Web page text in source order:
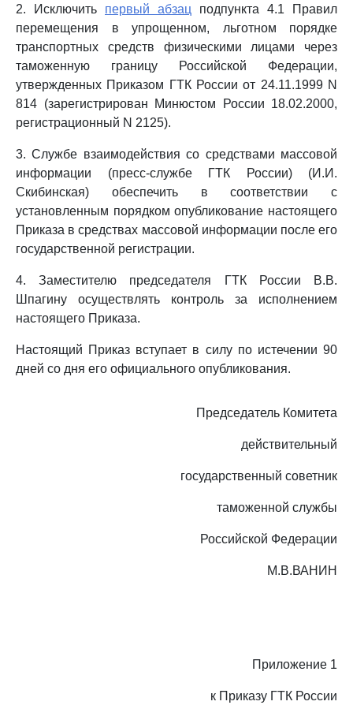
2. Исключить первый абзац подпункта 4.1 Правил
перемещения в упрощенном, льготном порядке
транспортных средств физическими лицами через
таможенную границу Российской Федерации,
утвержденных Приказом ГТК России от 24.11.1999 N
814 (зарегистрирован Минюстом России 18.02.2000,
регистрационный N 2125).
3. Службе взаимодействия со средствами массовой
информации (пресс-службе ГТК России) (И.И.
Скибинская) обеспечить в соответствии с
установленным порядком опубликование настоящего
Приказа в средствах массовой информации после его
государственной регистрации.
4. Заместителю председателя ГТК России В.В.
Шпагину осуществлять контроль за исполнением
настоящего Приказа.
Настоящий Приказ вступает в силу по истечении 90
дней со дня его официального опубликования.
Председатель Комитета
действительный
государственный советник
таможенной службы
Российской Федерации
М.В.ВАНИН
Приложение 1
к Приказу ГТК России